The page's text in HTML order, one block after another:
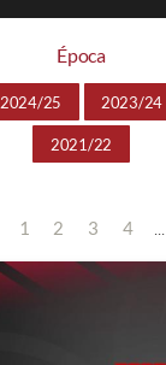
Época
2024/25 2023/24
2021/22
1 2 3 4 ...